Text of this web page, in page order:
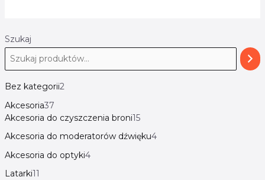
Szukaj
Bez kategorii2
Akcesoria37
Akcesoria do czyszczenia broni15
Akcesoria do moderatorów dźwięku4
Akcesoria do optyki4
Latarki11